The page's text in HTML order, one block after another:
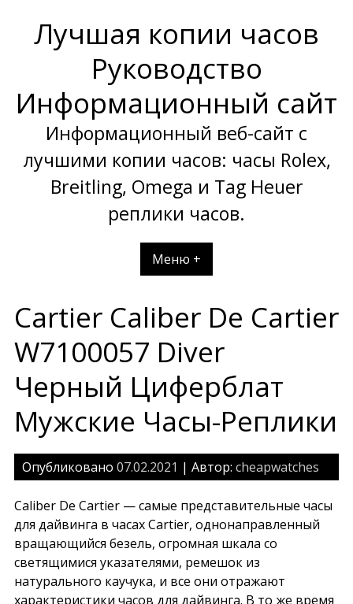
содержимому
Лучшая копии часов
Руководство
Информационный сайт
Информационный веб-сайт с
лучшими копии часов: часы Rolex,
Breitling, Omega и Tag Heuer
реплики часов.
Меню +
Cartier Caliber De Cartier
W7100057 Diver
Черный Циферблат
Мужские Часы-Pеплики
Опубликовано 07.02.2021 | Автор: cheapwatches
Caliber De Cartier — самые представительные часы
для дайвинга в часах Cartier, однонаправленный
вращающийся безель, огромная шкала со
светящимися указателями, ремешок из
натурального каучука, и все они отражают
характеристики часов для дайвинга. В то же время